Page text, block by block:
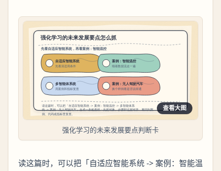
查看大图
强化学习的未来发展要点判断卡
读这篇时，可以把「自适应智能系统 -> 案例：智能温